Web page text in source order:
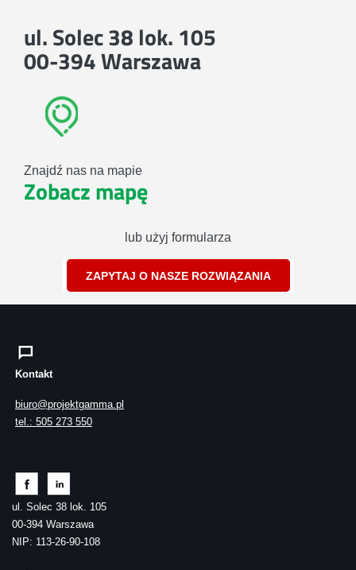
ul. Solec 38 lok. 105
00-394 Warszawa
Znajdź nas na mapie
Zobacz mapę
lub użyj formularza
ZAPYTAJ O NASZE ROZWIĄZANIA
Kontakt
biuro@projektgamma.pl
tel.: 505 273 550
ul. Solec 38 lok. 105
00-394 Warszawa
NIP: 113-26-90-108